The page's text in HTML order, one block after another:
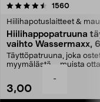
-
1560
Hiilihapotuslaitteet &
Hiilihappopatruuna
vaihto Wassermaxx,
Täyttöpatruuna, joka
myymälästä – muista
3,00
4.5viidestä